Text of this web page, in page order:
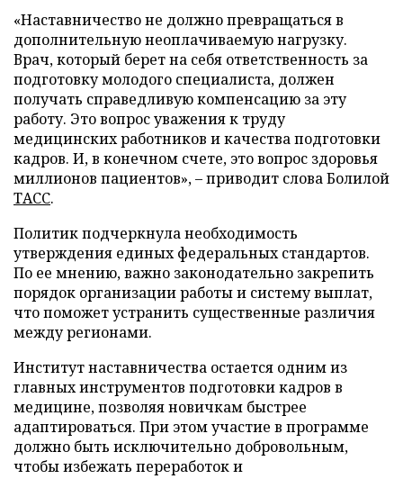
«Наставничество не должно превращаться в
дополнительную неоплачиваемую нагрузку.
Врач, который берет на себя ответственность за
подготовку молодого специалиста, должен
получать справедливую компенсацию за эту
работу. Это вопрос уважения к труду
медицинских работников и качества подготовки
кадров. И, в конечном счете, это вопрос здоровья
миллионов пациентов», – приводит слова Болилой
ТАСС.
Политик подчеркнула необходимость
утверждения единых федеральных стандартов.
По ее мнению, важно законодательно закрепить
порядок организации работы и систему выплат,
что поможет устранить существенные различия
между регионами.
Институт наставничества остается одним из
главных инструментов подготовки кадров в
медицине, позволяя новичкам быстрее
адаптироваться. При этом участие в программе
должно быть исключительно добровольным,
чтобы избежать переработок и